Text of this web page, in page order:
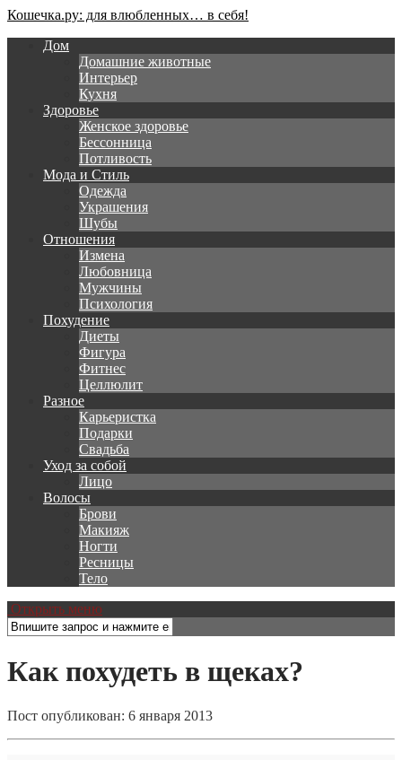
Кошечка.ру: для влюбленных… в себя!
Дом
Домашние животные
Интерьер
Кухня
Здоровье
Женское здоровье
Бессонница
Потливость
Мода и Стиль
Одежда
Украшения
Шубы
Отношения
Измена
Любовница
Мужчины
Психология
Похудение
Диеты
Фигура
Фитнес
Целлюлит
Разное
Карьеристка
Подарки
Свадьба
Уход за собой
Лицо
Волосы
Брови
Макияж
Ногти
Ресницы
Тело
Открыть меню
Как похудеть в щеках?
Пост опубликован: 6 января 2013